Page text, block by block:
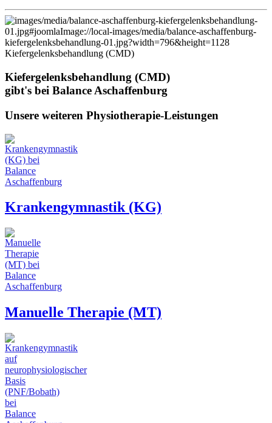
Kiefergelenksbehandlung (CMD)
Kiefergelenksbehandlung (CMD)
gibt's bei Balance Aschaffenburg
Unsere weiteren Physiotherapie-Leistungen
Krankengymnastik (KG)
Manuelle Therapie (MT)